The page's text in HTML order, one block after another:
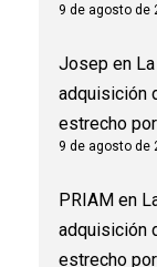
9 de agosto de
Josep en
adquisición
estrecho
9 de agosto de
PRIAM en
adquisición
estrecho